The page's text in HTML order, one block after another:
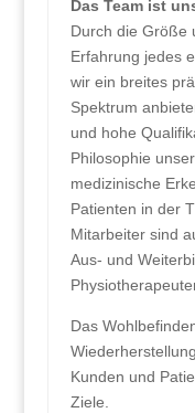
Das Team ist
Durch die Größe
Erfahrung jedes
wir ein breites
Spektrum
und hohe
Philosophie
medizinische
Patienten in der
Mitarbeiter sind
Aus- und
Das
Kunden und
Ziele.